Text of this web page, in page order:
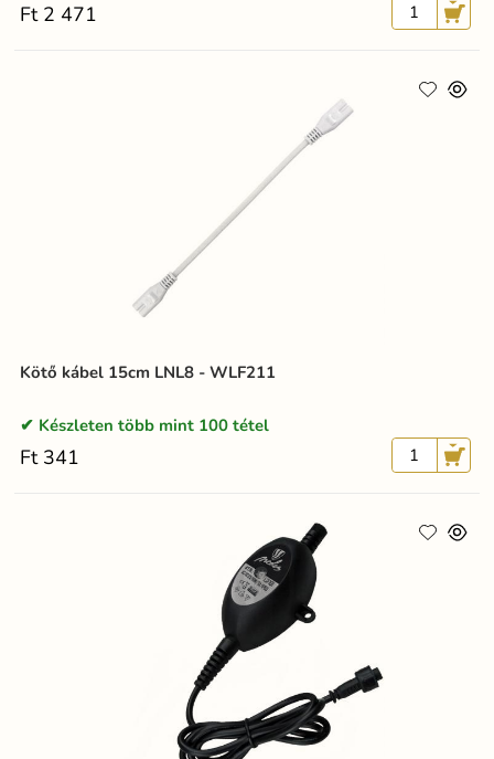
Ft 2 471
Kötő kábel 15cm LNL8 - WLF211
Készleten több mint 100 tétel
Ft 341